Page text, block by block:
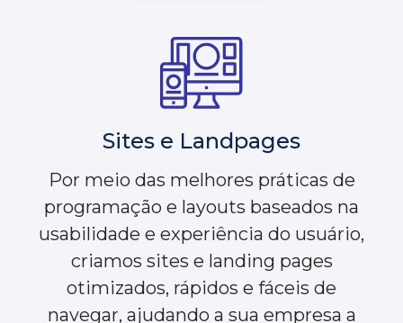
Sites e Landpages
Por meio das melhores práticas de
programação e layouts baseados na
usabilidade e experiência do usuário,
criamos sites e landing pages
otimizados, rápidos e fáceis de
navegar, ajudando a sua empresa a